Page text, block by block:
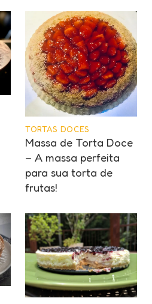
TORTAS DOCES
Massa de Torta Doce
– A massa perfeita
para sua torta de
frutas!